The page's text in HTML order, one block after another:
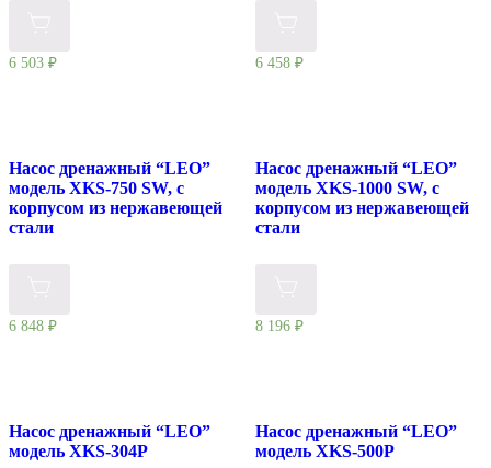
6 503 ₽ 6 458 ₽
Насос дренажный “LEO”
модель XKS-750 SW, с
корпусом из нержавеющей
стали
6 848 ₽
Насос дренажный “LEO”
модель XKS-1000 SW, с
корпусом из нержавеющей
стали
8 196 ₽
Насос дренажный “LEO”
модель ХKS-304P
Насос дренажный “LEO”
модель ХKS-500P